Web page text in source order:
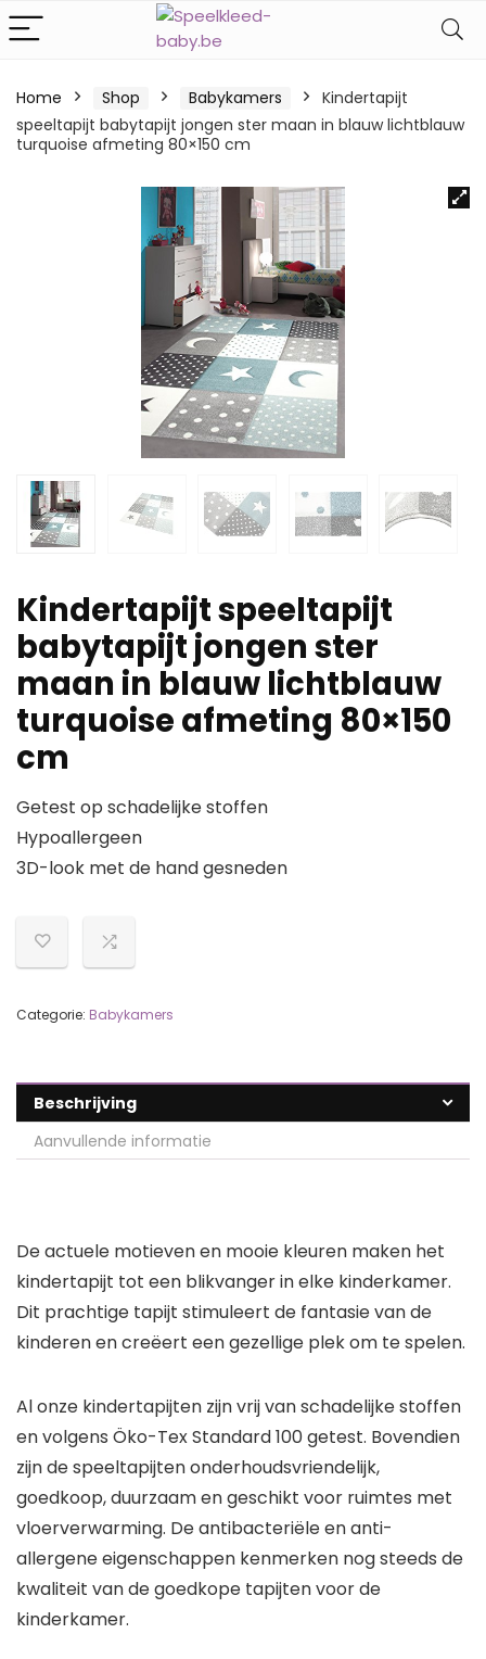
Home Shop Babykamers
Kindertapijt
speeltapijt babytapijt jongen ster maan in blauw lichtblauw
turquoise afmeting 80×150 cm
Kindertapijt speeltapijt
babytapijt jongen ster
maan in blauw lichtblauw
turquoise afmeting 80×150
cm
Getest op schadelijke stoffen
Hypoallergeen
3D-look met de hand gesneden
Categorie: Babykamers
Beschrijving
Aanvullende informatie
De actuele motieven en mooie kleuren maken het
kindertapijt tot een blikvanger in elke kinderkamer.
Dit prachtige tapijt stimuleert de fantasie van de
kinderen en creëert een gezellige plek om te spelen.
Al onze kindertapijten zijn vrij van schadelijke stoffen
en volgens Öko-Tex Standard 100 getest. Bovendien
zijn de speeltapijten onderhoudsvriendelijk,
goedkoop, duurzaam en geschikt voor ruimtes met
vloerverwarming. De antibacteriële en anti-
allergene eigenschappen kenmerken nog steeds de
kwaliteit van de goedkope tapijten voor de
kinderkamer.